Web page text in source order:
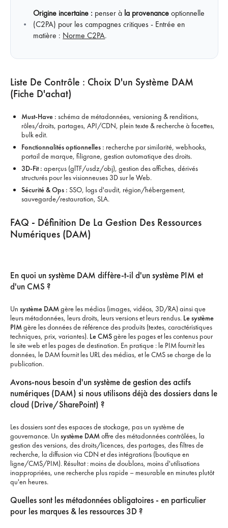
Origine incertaine : penser à la provenance optionnelle
(C2PA) pour les campagnes critiques - Entrée en
matière : Norme C2PA.
Liste De Contrôle : Choix D'un Système DAM
(fiche D'achat)
Must-Have : schéma de métadonnées, versioning & renditions,
rôles/droits, partages, API/CDN, plein texte & recherche à facettes,
bulk edit.
Fonctionnalités optionnelles : recherche par similarité, webhooks,
portail de marque, filigrane, gestion automatique des droits.
3D‑Fit : aperçus (glTF/usdz/obj), gestion des affiches, dérivés
structurés pour les visionneuses 3D sur le Web.
Sécurité & Ops : SSO, logs d'audit, région/hébergement,
sauvegarde/restauration, SLA.
FAQ - Définition De La Gestion Des Ressources
Numériques (DAM)
En quoi un système DAM diffère-t-il d'un système PIM et
d'un CMS ?
Un système DAMgère les médias (images, vidéos, 3D/RA) ainsi que
leurs métadonnées, leurs droits, leurs versions et leurs rendus. Le système
PIMgère les données de référence des produits (textes, caractéristiques
techniques, prix, variantes). Le CMSgère les pages et les contenus pour
le site web et les pages de destination. En pratique : le PIM fournit les
données, le DAM fournit les URL des médias, et le CMS se charge de la
publication.
Avons-nous besoin d'un système de gestion des actifs
numériques (DAM) si nous utilisons déjà des dossiers dans le
cloud (Drive/SharePoint) ?
Les dossiers sont des espaces de stockage, pas un système de
gouvernance. Un système DAMoffre des métadonnées contrôlées, la
gestion des versions, des droits/licences, des partages, des filtres de
recherche, la diffusion via CDN et des intégrations (boutique en
ligne/CMS/PIM). Résultat : moins de doublons, moins d'utilisations
inappropriées, une recherche plus rapide – mesurable en minutes plutôt
qu'en heures.
Quelles sont les métadonnées obligatoires - en particulier
pour les marques & les ressources 3D ?